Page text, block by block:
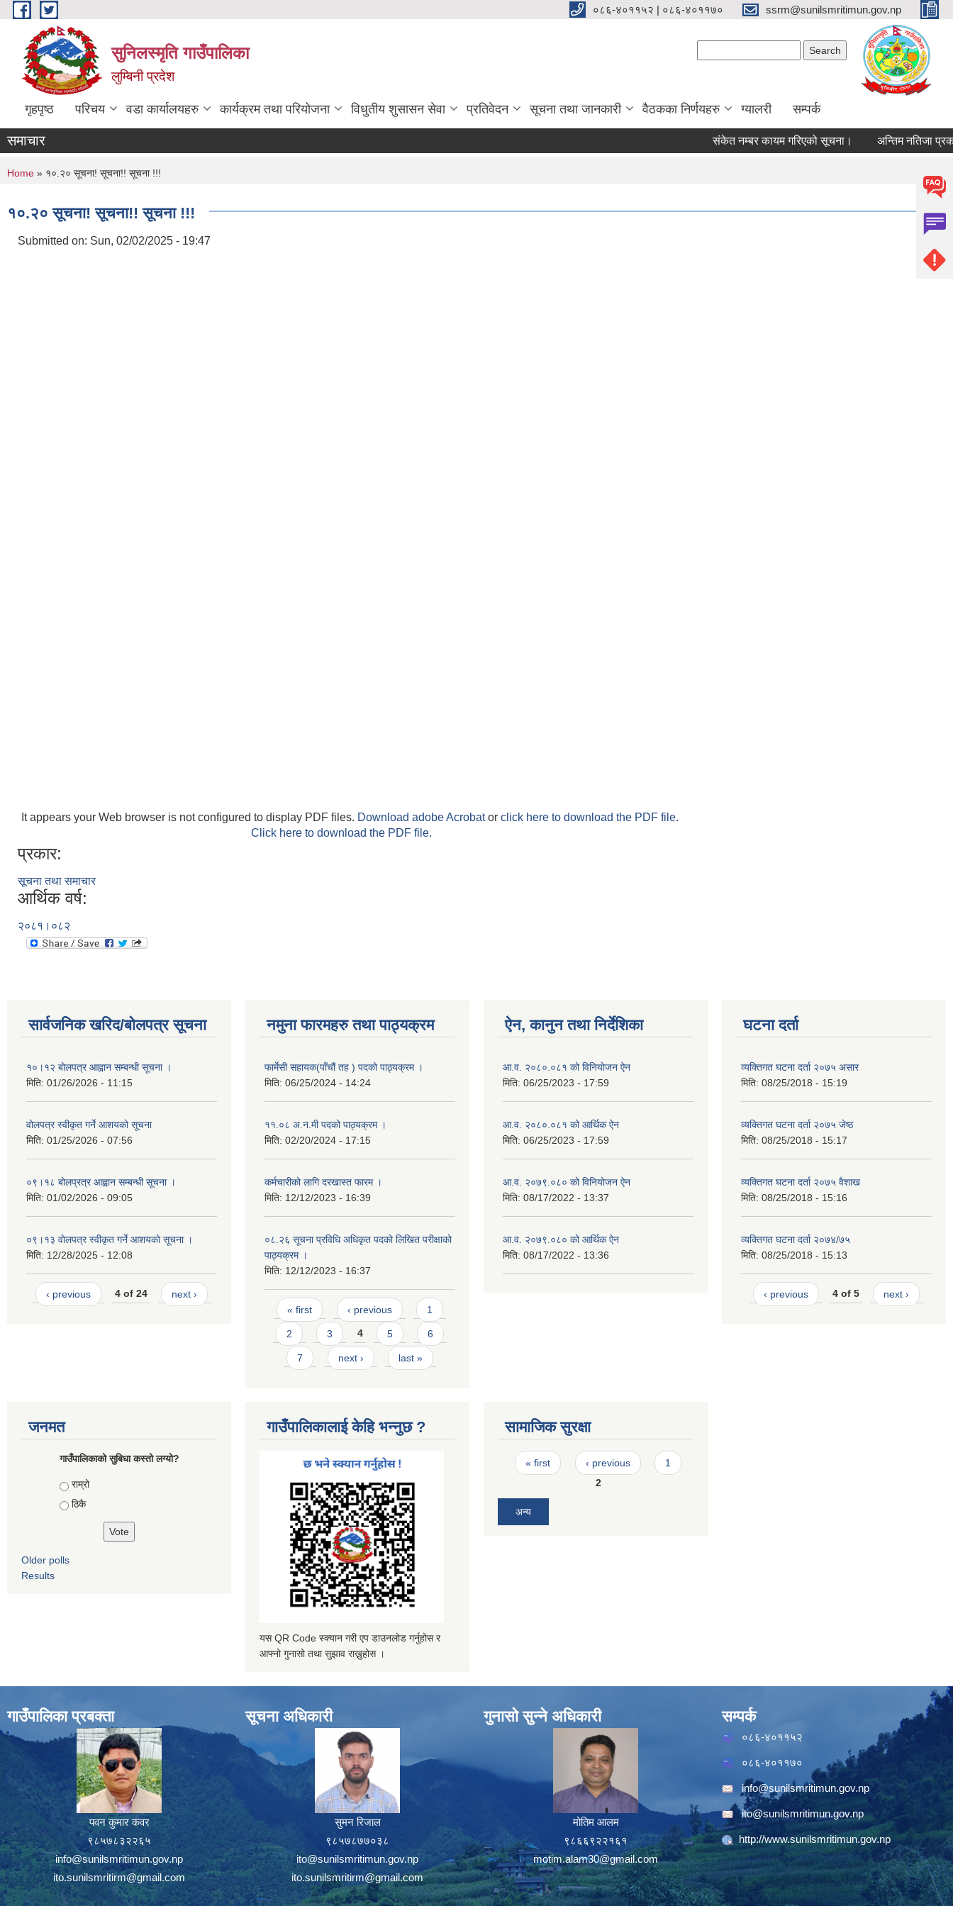
Skip to main content ०८६-४०११५२ | ०८६-४०११७० ssrm@sunilsmritimun.gov.np
सुनिलस्मृति गाउँपालिका
लुम्बिनी प्रदेश
गृहपृष्ठ परिचय वडा कार्यालयहरु कार्यक्रम तथा परियोजना विधुतीय शुसासन सेवा प्रतिवेदन सूचना तथा जानकारी वैठकका निर्णयहरु ग्यालरी सम्पर्क
समाचार संकेत नम्बर कायम गरिएको सूचना। अन्तिम नतिजा
You are here
Home » १०.२० सूचना! सूचना!! सूचना !!!
१०.२० सूचना! सूचना!! सूचना !!!
Submitted on: Sun, 02/02/2025 - 19:47
It appears your Web browser is not configured to display PDF files. Download adobe Acrobator click here to download the PDF file.
Click here to download the PDF file.
प्रकार:
सूचना तथा समाचार
आर्थिक वर्ष:
२०८१।०८२
सार्वजनिक खरिद/बोलपत्र सूचना
१०।१२ बोलपत्र आह्वान सम्बन्धी सूचना ।
मिति: 01/26/2026 - 11:15
वोलपत्र स्वीकृत गर्ने आशयको सूचना
मिति: 01/25/2026 - 07:56
०९।१८ बोलप्रत्र आह्वान सम्बन्धी सूचना ।
मिति: 01/02/2026 - 09:05
०९।१३ वाेलपत्र स्वीकृत गर्ने आशयकाे सूचना ।
मिति: 12/28/2025 - 12:08
‹ previous 4 of 24 next ›
नमुना फारमहरु तथा पाठ्यक्रम
फार्मेसी सहायक(पाँचौं तह ) पदको पाठ्यक्रम ।
मिति: 06/25/2024 - 14:24
११.०८ अ.न.मी पदको पाठ्यक्रम ।
मिति: 02/20/2024 - 17:15
कर्मचारीको लागि दरखास्त फारम ।
मिति: 12/12/2023 - 16:39
०८.२६ सूचना प्रविधि अधिकृत पदको लिखित परीक्षाको
पाठ्यक्रम ।
मिति: 12/12/2023 - 16:37
Pages
« first ‹ previous 1
2 3 4 5 6
7 next › last »
ऐन, कानुन तथा निर्देशिका
आ.व. २०८०.०८१ को विनियोजन ऐन
मिति: 06/25/2023 - 17:59
आ.व. २०८०.०८१ को आर्थिक ऐन
मिति: 06/25/2023 - 17:59
आ.व. २०७९.०८० को विनियोजन ऐन
मिति: 08/17/2022 - 13:37
आ.व. २०७९.०८० को आर्थिक ऐन
मिति: 08/17/2022 - 13:36
घटना दर्ता
व्यक्तिगत घटना दर्ता २०७५ असार
मिति: 08/25/2018 - 15:19
व्यक्तिगत घटना दर्ता २०७५ जेष्ठ
मिति: 08/25/2018 - 15:17
व्यक्तिगत घटना दर्ता २०७५ वैशाख
मिति: 08/25/2018 - 15:16
व्यक्तिगत घटना दर्ता २०७४/७५
मिति: 08/25/2018 - 15:13
‹ previous 4 of 5 next ›
जनमत
गाउँपालिकाको सुबिधा कस्तो लग्यो?
Choices
राम्रो
ठिकै
Older polls
Results
गाउँपालिकालाई केहि भन्नुछ ?
यस QR Code स्क्यान गरी एप डाउनलोड गर्नुहोस र
आफ्नो गुनासो तथा सुझाव राख्नुहोस ।
सामाजिक सुरक्षा
Pages
« first ‹ previous
1
2
अन्य
गाउँपालिका प्रबक्ता
पवन कुमार कवर
९८५७८३२२६५
info@sunilsmritimun.gov.np
ito.sunilsmritirm@gmail.com
सूचना अधिकारी
सुमन रिजाल
९८५७८७७०३८
ito@sunilsmritimun.gov.np
ito.sunilsmritirm@gmail.com
गुनासो सुन्ने अधिकारी
मोतिम आलम
९८६६९२२१६१
motim.alam30@gmail.com
सम्पर्क
०८६-४०११५२
०८६-४०११७०
info@sunilsmritimun.gov.np
ito@sunilsmritimun.gov.np
http://www.sunilsmritimun.gov.np